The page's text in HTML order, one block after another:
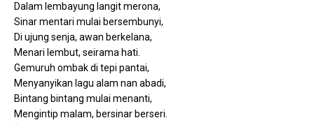
Dalam lembayung langit merona,
Sinar mentari mulai bersembunyi,
Di ujung senja, awan berkelana,
Menari lembut, seirama hati.
Gemuruh ombak di tepi pantai,
Menyanyikan lagu alam nan abadi,
Bintang bintang mulai menanti,
Mengintip malam, bersinar berseri.